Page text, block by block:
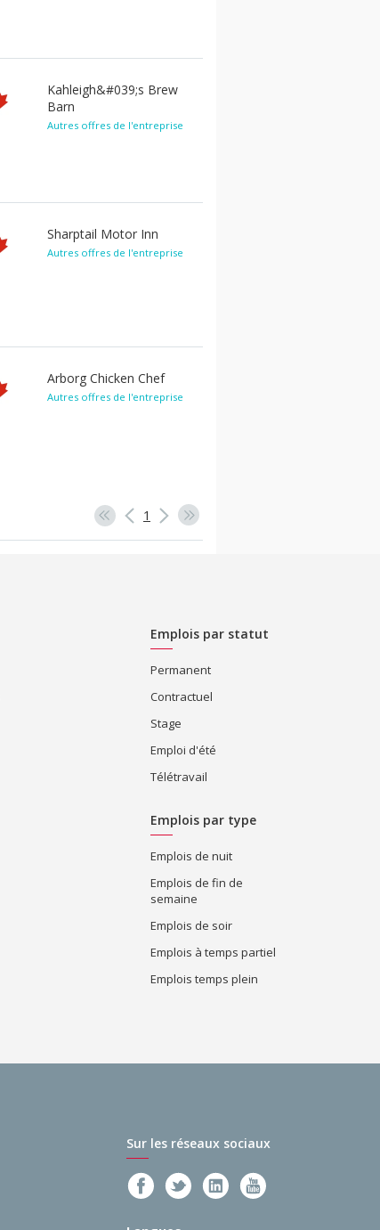
Kahleigh&#039;s Brew
Barn
Autres offres de l'entreprise
Sharptail Motor Inn
Autres offres de l'entreprise
Arborg Chicken Chef
Autres offres de l'entreprise
1
Emplois par statut
Permanent
Contractuel
Stage
Emploi d'été
Télétravail
Emplois par type
Emplois de nuit
Emplois de fin de
semaine
Emplois de soir
Emplois à temps partiel
Emplois temps plein
Sur les réseaux sociaux